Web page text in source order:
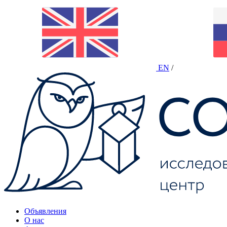
EN /
Объявления
О нас